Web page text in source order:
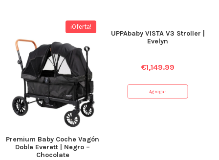
¡Oferta!
Premium Baby Coche Vagón
Doble Everett | Negro –
Chocolate
UPPAbaby VISTA V3 Stroller |
Evelyn
€1,149.99
Agregar